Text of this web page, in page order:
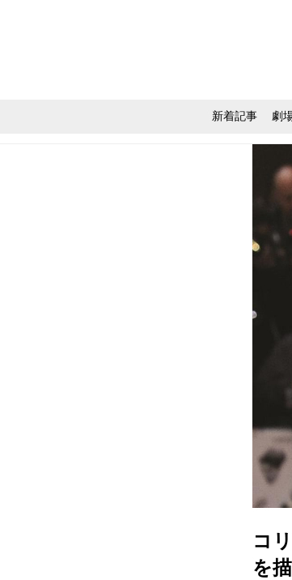
新着記事 劇
コ
を